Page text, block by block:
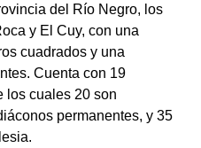
del Río Negro, los
y El Cuy, con una
cuadrados y una
Cuenta con 19
los cuales 20 son
permanentes, y 35